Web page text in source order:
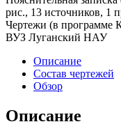
рис., 13 источников, 1
Чертежи (в программе
ВУЗ Луганский НАУ
Описание
Состав чертежей
Обзор
Описание